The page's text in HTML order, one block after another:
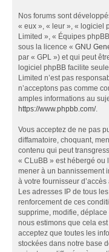
Nos forums sont
« eux », « leur », « logiciel
Limited », « Équipes
sous la licence « GNU
par « GPL ») et qui peut
logiciel phpBB facilite
Limited n’est pas
n’acceptons pas comme
amples informations au
https://www.phpbb.com/.
Vous acceptez de ne pas
diffamatoire, choquant,
contenu qui peut
« CLuBB » est hébergé ou
mener à un bannissement
à votre fournisseur
Les adresses IP de tous
renforcement de ces
supprime, modifie,
nous estimons que cela
acceptez que toutes les
stockées dans notre base